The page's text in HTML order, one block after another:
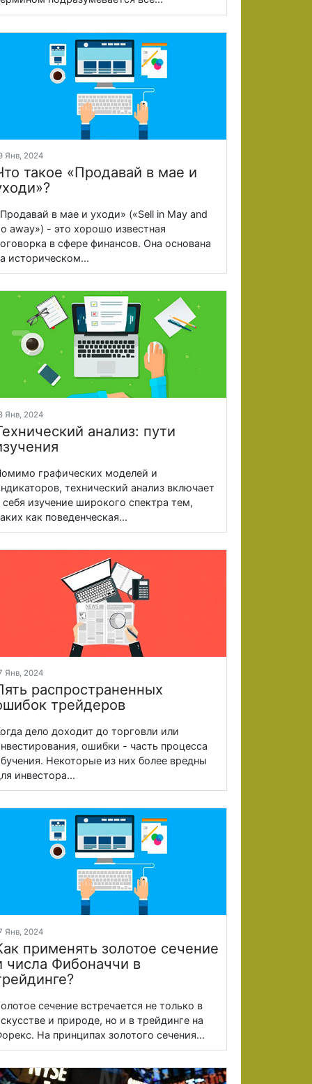
Янв, 2024
такое «Продавай в мае и
в мае и уходи» («Sell in May and
away») - это хорошо известная
в сфере финансов. Она основана
историческом...
Янв, 2024
анализ: пути
графических моделей и
технический анализ включает
себя изучение широкого спектра тем,
как поведенческая...
Янв, 2024
распространенных
трейдеров
дело доходит до торговли или
ошибки - часть процесса
Некоторые из них более вредны
инвестора...
Янв, 2024
применять золотое сечение
числа Фибоначчи в
сечение встречается не только в
и природе, но и в трейдинге на
На принципах золотого сечения...